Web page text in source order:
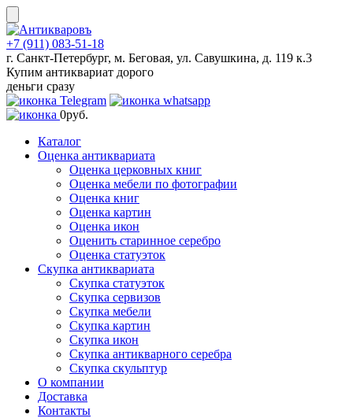
Skip
to
content
+7 (911) 083-51-18
г. Санкт-Петербург, м. Беговая, ул. Савушкина, д. 119 к.3
Купим антиквариат дорого
деньги сразу
0руб.
Каталог
Оценка антиквариата
Оценка церковных книг
Оценка мебели по фотографии
Оценка книг
Оценка картин
Оценка икон
Оценить старинное серебро
Оценка статуэток
Скупка антиквариата
Скупка статуэток
Скупка сервизов
Скупка мебели
Скупка картин
Скупка икон
Скупка антикварного серебра
Скупка скульптур
О компании
Доставка
Контакты